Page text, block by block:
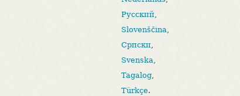
Русский,
Slovenščina,
Српски,
Svenska,
Tagalog,
Türkçe.